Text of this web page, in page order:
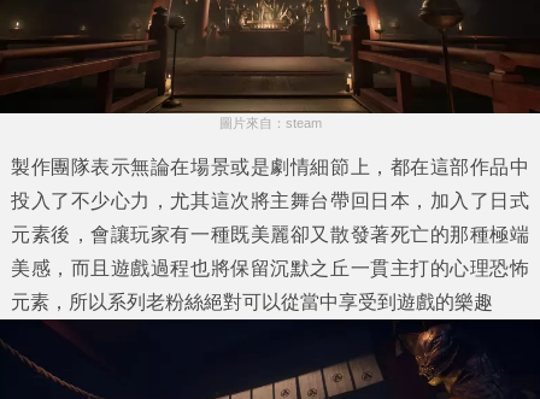
圖片來自：steam
製作團隊表示無論在場景或是劇情細節上，都在這部作品中
投入了不少心力，尤其這次將主舞台帶回日本，加入了日式
元素後，會讓玩家有一種既美麗卻又散發著死亡的那種極端
美感，而且遊戲過程也將保留沉默之丘一貫主打的心理恐怖
元素，所以系列老粉絲絕對可以從當中享受到遊戲的樂趣